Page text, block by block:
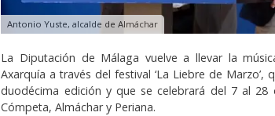
Antonio Yuste, alcalde de Almáchar
La Diputación de Málaga vuelve a llevar la
Axarquía a través del festival ‘La Liebre de Marzo’,
duodécima edición y que se celebrará del 7 al 28
Cómpeta, Almáchar y Periana.